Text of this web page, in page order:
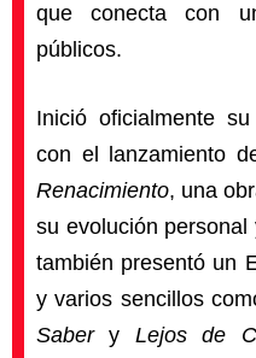
que conecta con
públicos.
Inició oficialmente
con el lanzamiento
Renacimiento, una
su evolución
también presentó un
y varios sencillos
Sabery Lejos de